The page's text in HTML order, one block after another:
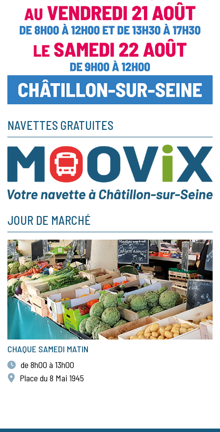
NAVETTES GRATUITES
JOUR DE MARCHÉ
CHAQUE SAMEDI MATIN
de 8h00 à 13h00
Place du 8 Mai 1945